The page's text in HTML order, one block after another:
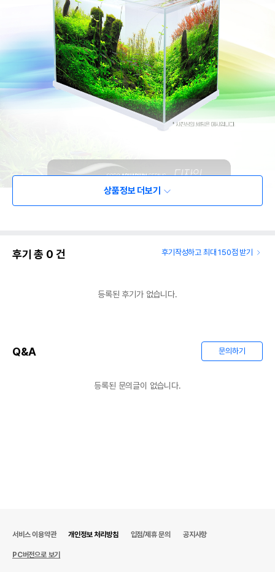
상품정보 더보기
후기 총 0 건 후기작성하고 최대 150점 받기
등록된 후기가 없습니다.
Q&A 문의하기
등록된 문의글이 없습니다.
서비스 이용약관 개인정보 처리방침 입점/제휴 문의 공지사항
PC버전으로 보기